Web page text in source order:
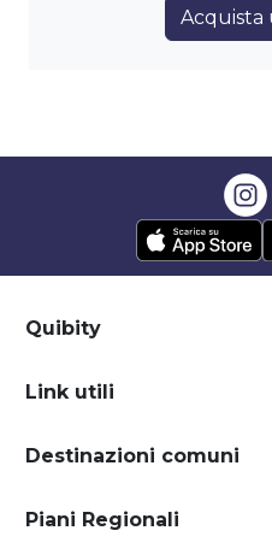
Acquista
Quibity
Link utili
Destinazioni comuni
Piani Regionali